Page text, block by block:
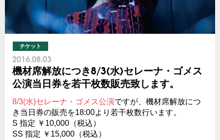
チケット
2016.08.03
機材席解放につき8/3(水)セレーナ・ゴメス
公演当日券を若干枚数販売致します。
8/3(水)セレーナ・ゴメス公演ですが、機材席解放につ
き当日券の販売を18:00より若干枚数行います。
S 指定 ￥10,000（税込）
SS 指定 ￥15,000（税込）